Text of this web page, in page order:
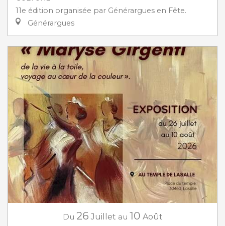
11e édition organisée par Générargues en Fête.
Générargues
Du 26 Juillet au 10 Août